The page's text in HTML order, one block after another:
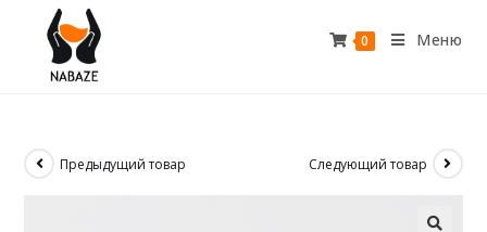
0 Меню
Предыдущий товар Следующий товар